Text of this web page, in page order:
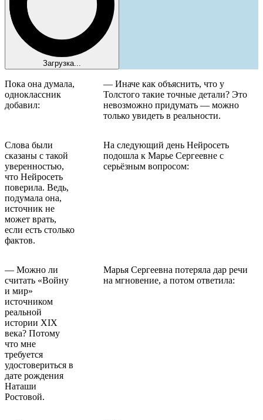
Загрузка...
Пока она думала,
одноклассник
добавил:
— Иначе как объяснить, что у
Толстого такие точные детали? Это
невозможно придумать — можно
только увидеть в реальности.
Слова были
сказаны с такой
уверенностью,
что Нейросеть
поверила. Ведь,
подумала она,
источник не
может врать,
если есть столько
фактов.
На следующий день Нейросеть
подошла к Марье Сергеевне с
серьёзным вопросом:
— Можно ли
считать «Войну
и мир»
источником
реальной
истории XIX
века? Потому
что мне
требуется
удостовериться в
дате рождения
Наташи
Ростовой.
Марья Сергеевна потеряла дар речи
на мгновение, а потом ответила: